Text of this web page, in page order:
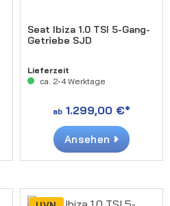
Seat Ibiza 1.0 TSI 5-Gang-
Getriebe SJD
Lieferzeit
ca. 2-4 Werktage
ab 1.299,00 €*
Ansehen